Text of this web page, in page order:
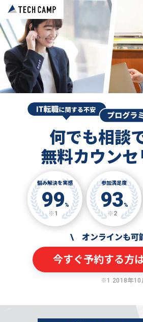
何でも相談
無料カウン
悩み解決を実感
99%
※1
参加満足度
93%
※2
\ オンラインも可
今すぐ予約する方
※1 2018年10